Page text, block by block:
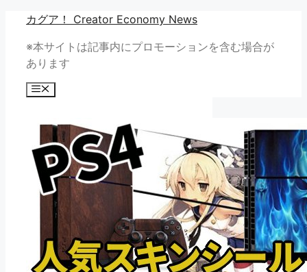
カグア！ Creator Economy News
※本サイトは記事内にプロモーションを含む場合が
あります
メ
ー